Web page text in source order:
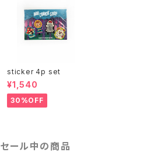
sticker 4p set
¥1,540
30%OFF
セール中の商品